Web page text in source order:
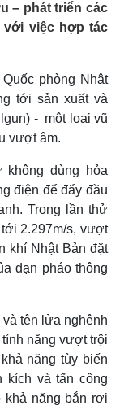
tiết
– phát triển các
với việc hợp tác
phòng Nhật
tới sản xuất và
- một loại vũ
vượt âm.
dùng hỏa
điện để đẩy đầu
Trong lần thử
2.297m/s, vượt
khí Nhật Bản đặt
đạn pháo thông
tên lửa nghênh
năng vượt trội
năng tùy biến
kích và tấn công
khả năng bắn rơi